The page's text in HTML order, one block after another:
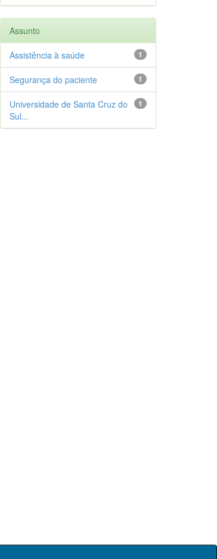
Assunto
1
Assistência à saúde
1
Segurança do paciente
1
Universidade de Santa Cruz do
Sul...